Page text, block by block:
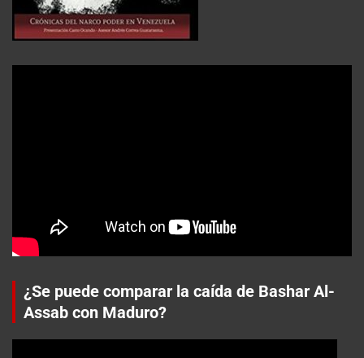
¿Se puede comparar la caída de Bashar Al-
Assab con Maduro?